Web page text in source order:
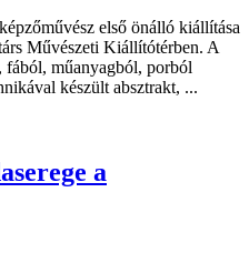
első önálló kiállítása
Művészeti Kiállítótérben. A
fából, műanyagból, porból
készült absztrakt, ...
a